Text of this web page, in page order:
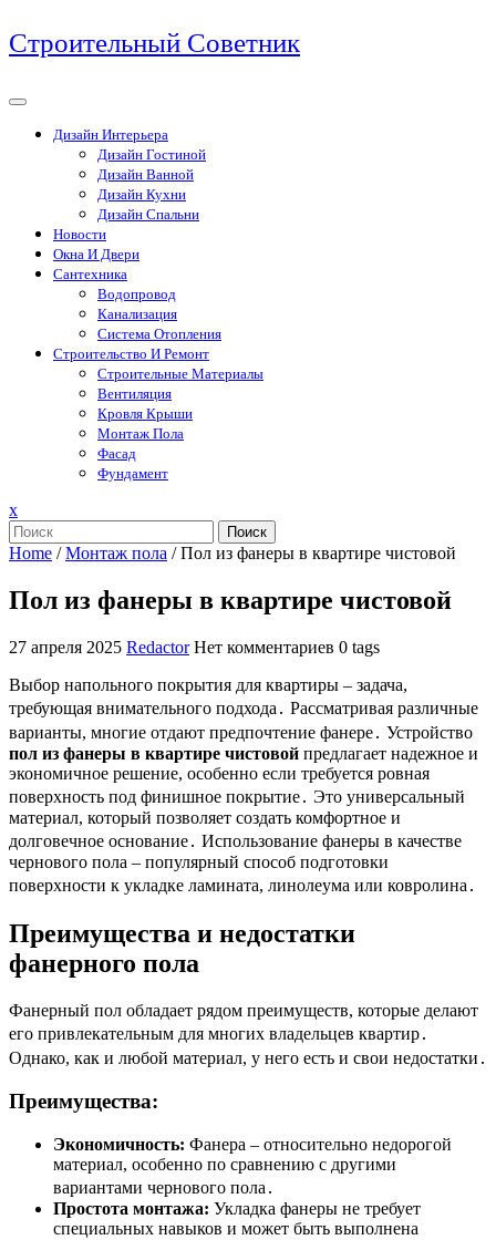
Перейти
к
Строительный Советник
Дизайн Интерьера
Дизайн Гостиной
Дизайн Ванной
Дизайн Кухни
Дизайн Спальни
Новости
Окна И Двери
Сантехника
Водопровод
Канализация
Система Отопления
Строительство И Ремонт
Строительные Материалы
Вентиляция
Кровля Крыши
Монтаж Пола
Фасад
Фундамент
xЗакрыть
меню
Поиск
Home /Монтаж пола /Пол из фанеры в квартире чистовой
Пол из фанеры в квартире чистовой
27 апреля 2025 Redactor Нет комментариев 0 tags
Выбор напольного покрытия для квартиры – задача,
требующая внимательного подхода․ Рассматривая различные
варианты, многие отдают предпочтение фанере․ Устройство
пол из фанеры в квартире чистовой предлагает надежное и
экономичное решение, особенно если требуется ровная
поверхность под финишное покрытие․ Это универсальный
материал, который позволяет создать комфортное и
долговечное основание․ Использование фанеры в качестве
чернового пола – популярный способ подготовки
поверхности к укладке ламината, линолеума или ковролина․
Преимущества и недостатки
фанерного пола
Фанерный пол обладает рядом преимуществ, которые делают
его привлекательным для многих владельцев квартир․
Однако, как и любой материал, у него есть и свои недостатки․
Преимущества:
Экономичность: Фанера – относительно недорогой
материал, особенно по сравнению с другими
вариантами чернового пола․
Простота монтажа: Укладка фанеры не требует
специальных навыков и может быть выполнена